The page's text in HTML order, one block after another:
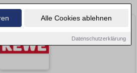
Alle Cookies ablehnen
Datenschutzerklärung